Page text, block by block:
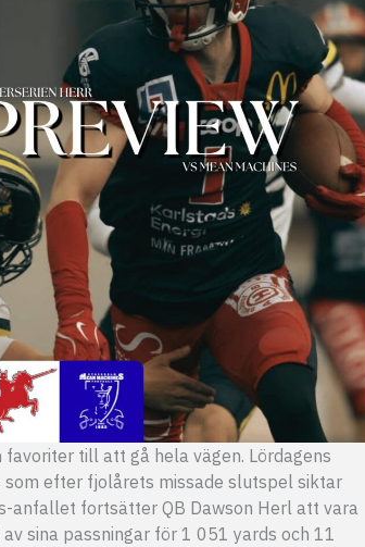
till att gå hela vägen. Lördagens
efter fjolårets missade slutspel siktar
anfallet fortsätter QB Dawson Herl att vara
sina passningar för 1 051 yards och 11